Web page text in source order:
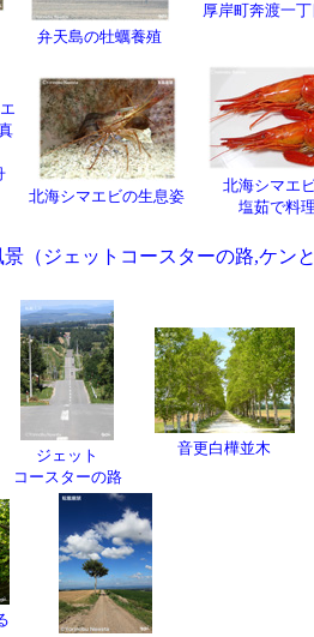
弁天島の牡蠣養殖
厚岸町奔渡一
北海シマエビの生息姿
北海シマエ
塩茹で料
（ジェットコースターの路,ケン
ジェット
コースターの路
音更白樺並木